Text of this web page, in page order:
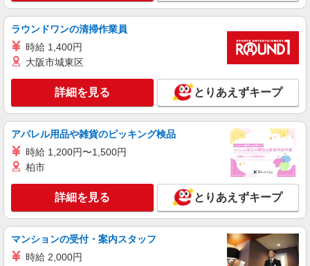
ラウンドワンの清掃作業員
時給 1,400円
大阪市城東区
詳細を見る とりあえずキープ
アパレル用品や雑貨のピッキング検品
時給 1,200円〜1,500円
柏市
詳細を見る とりあえずキープ
マンションの受付・案内スタッフ
時給 2,000円